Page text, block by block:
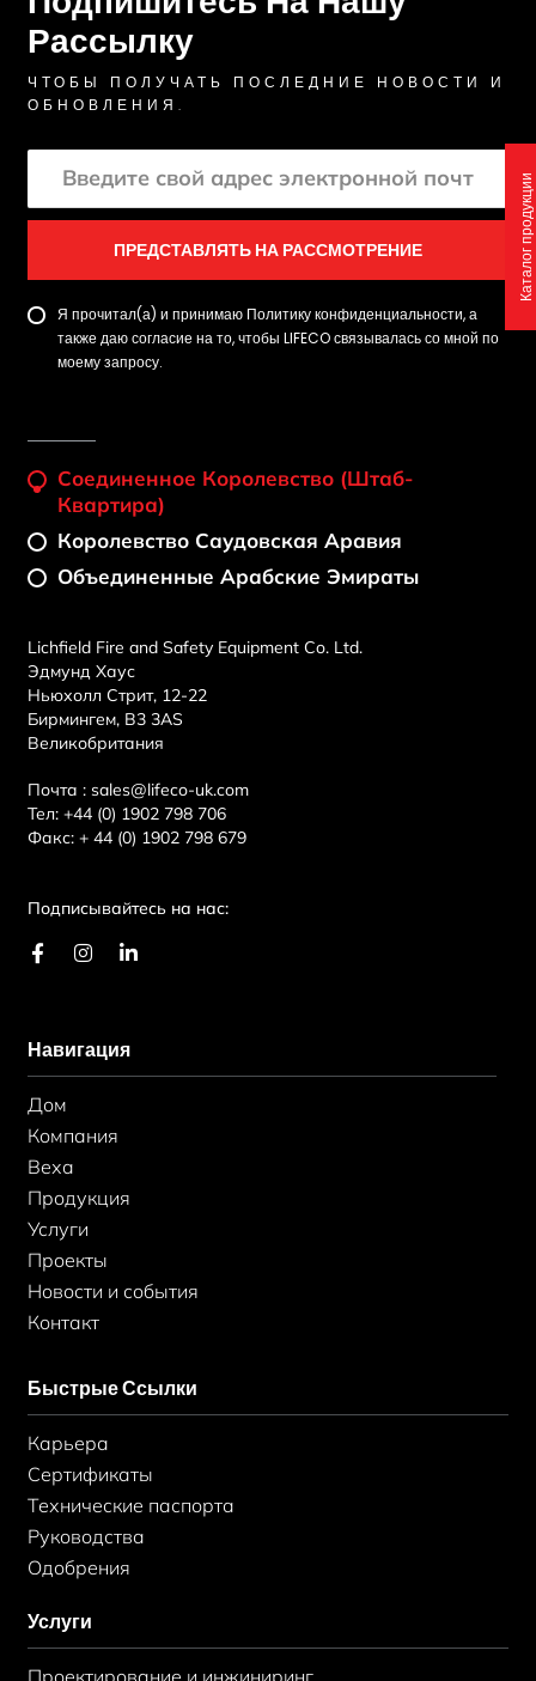
Рассылку
ЧТОБЫ ПОЛУЧАТЬ ПОСЛЕДНИЕ НОВОСТИ И
ОБНОВЛЕНИЯ.
ПРЕДСТАВЛЯТЬ НА РАССМОТРЕНИЕ
Я прочитал(а) и принимаю Политику конфиденциальности, а
также даю согласие на то, чтобы LIFECO связывалась со мной по
моему запросу.
Соединенное Королевство (штаб-
Квартира)
Королевство Саудовская Аравия
Объединенные Арабские Эмираты
Lichfield Fire and Safety Equipment Co. Ltd.
Эдмунд Хаус
Ньюхолл Стрит, 12-22
Бирмингем, B3 3AS
Великобритания
Почта :sales@lifeco-uk.com
Тел: +44 (0) 1902 798 706
Факс:+ 44 (0) 1902 798 679
Подписывайтесь на нас:
F
a
o
o
k
-
ф
И
н
г
р
L
d
i
Навигация
Дом
Компания
Веха
Продукция
Услуги
Проекты
Новости и события
Контакт
Быстрые Ссылки
Карьера
Сертификаты
Технические паспорта
Руководства
Одобрения
Услуги
Проектирование и инжиниринг
Каталог продукции